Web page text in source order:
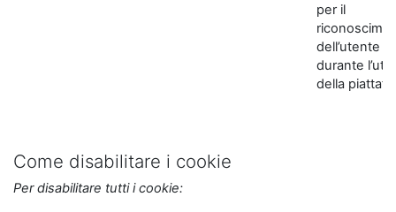
per il
dell’utente
durante
della
Come disabilitare i cookie
Per disabilitare tutti i cookie: